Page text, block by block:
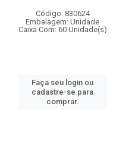
Código: 830624
Embalagem: Unidade
Caixa Com: 60 Unidade(s)
Faça seu login ou
cadastre-se para
comprar.